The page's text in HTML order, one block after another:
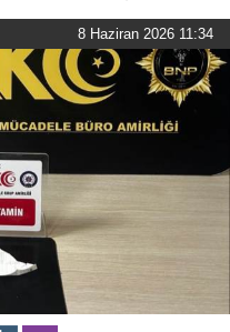
8 Haziran 2026 11:34